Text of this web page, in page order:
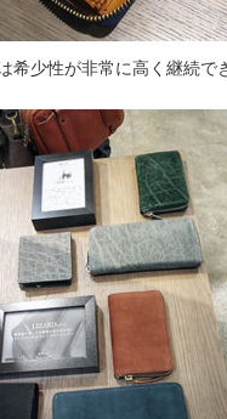
希少性が非常に高く継続